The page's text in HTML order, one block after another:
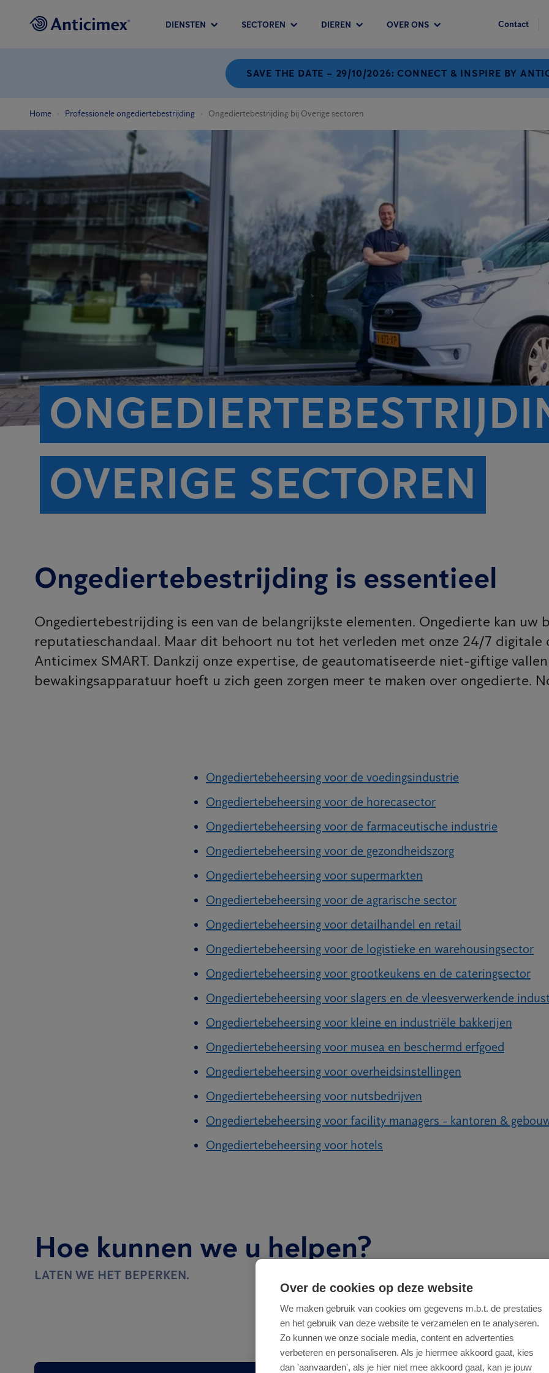
DIENSTEN SECTOREN DIEREN OVER ONS Contact
SAVE THE DATE – 29/10/2026: CONNECT & INSPIRE BY
Home Professionele ongediertebestrijding Ongediertebestrijding bij Overige sectoren
OVERIGE SECTOREN
Ongediertebestrijding is essentieel
Ongediertebestrijding is een van de belangrijkste elementen. Ongedierte kan uw
reputatieschandaal. Maar dit behoort nu tot het verleden met onze 24/7
Anticimex SMART. Dankzij onze expertise, de geautomatiseerde niet-giftige
bewakingsapparatuur hoeft u zich geen zorgen meer te maken over ongedierte.
Ongediertebeheersing voor de voedingsindustrie
Ongediertebeheersing voor de horecasector
Ongediertebeheersing voor de farmaceutische industrie
Ongediertebeheersing voor de gezondheidszorg
Ongediertebeheersing voor supermarkten
Ongediertebeheersing voor de agrarische sector
Ongediertebeheersing voor detailhandel en retail
Ongediertebeheersing voor de logistieke en warehousingsector
Ongediertebeheersing voor grootkeukens en de cateringsector
Ongediertebeheersing voor slagers en de vleesverwerkende
Ongediertebeheersing voor kleine en industriële bakkerijen
Ongediertebeheersing voor musea en beschermd erfgoed
Ongediertebeheersing voor overheidsinstellingen
Ongediertebeheersing voor nutsbedrijven
Ongediertebeheersing voor facility managers - kantoren &
Ongediertebeheersing voor hotels
Hoe kunnen we u helpen?
LATEN WE HET BEPERKEN.
Ik moet een
Over de cookies op deze website
We maken gebruik van cookies om gegevens m.b.t. de prestaties
en het gebruik van deze website te verzamelen en te analyseren.
Zo kunnen we onze sociale media, content en advertenties
verbeteren en personaliseren. Als je hiermee akkoord gaat, kies
dan 'aanvaarden', als je hier niet mee akkoord gaat, kan je jouw